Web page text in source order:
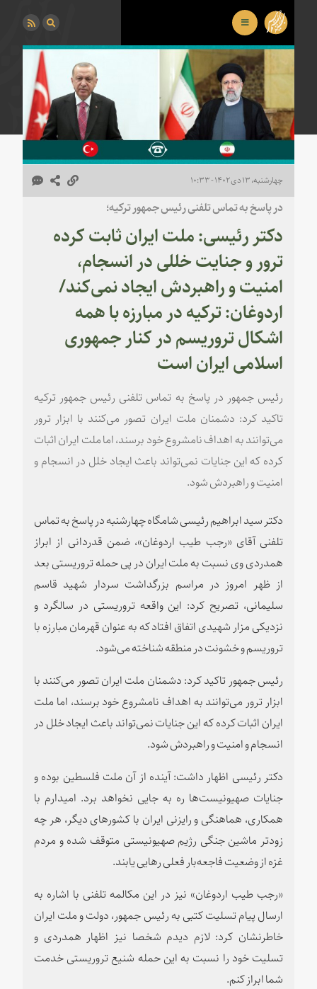
چهارشنبه، ۱۳ دی ۱۴۰۲ - ۱۰:۳۳
در پاسخ به تماس تلفنی رئیس جمهور ترکیه؛
دکتر رئیسی: ملت ایران ثابت کرده
ترور و جنایت خللی در انسجام،
امنیت و راهبردش ایجاد نمی‌کند/
اردوغان: ترکیه در مبارزه با همه
اشکال تروریسم در کنار جمهوری
اسلامی ایران است
رئیس جمهور در پاسخ به تماس تلفنی رئیس جمهور ترکیه
تاکید کرد: دشمنان ملت ایران تصور می‌کنند با ابزار ترور
می‌توانند به اهداف نامشروع خود برسند، اما ملت ایران اثبات
کرده که این جنایات نمی‌تواند باعث ایجاد خلل در انسجام و
امنیت و راهبردش شود.
دکتر سید ابراهیم رئیسی شامگاه چهارشنبه در پاسخ به تماس
تلفنی آقای «رجب طیب اردوغان»، ضمن قدردانی از ابراز
همدردی وی نسبت به ملت ایران در پی حمله تروریستی بعد
از ظهر امروز در مراسم بزرگداشت سردار شهید قاسم
سلیمانی، تصریح کرد: این واقعه تروریستی در سالگرد و
نزدیکی مزار شهیدی اتفاق افتاد که به عنوان قهرمان مبارزه با
تروریسم و خشونت در منطقه شناخته می‌شود.
رئیس جمهور تاکید کرد: دشمنان ملت ایران تصور می‌کنند با
ابزار ترور می‌توانند به اهداف نامشروع خود برسند، اما ملت
ایران اثبات کرده که این جنایات نمی‌تواند باعث ایجاد خلل در
انسجام و امنیت و راهبردش شود.
دکتر رئیسی اظهار داشت: آینده از آن ملت فلسطین بوده و
جنایات صهیونیست‌ها ره به جایی نخواهد برد. امیدارم با
همکاری، هماهنگی و رایزنی ایران با کشورهای دیگر، هر چه
زودتر ماشین جنگی رژیم صهیونیستی متوقف شده و مردم
غزه از وضعیت فاجعه‌بار فعلی رهایی یابند.
«رجب طیب اردوغان» نیز در این مکالمه تلفنی با اشاره به
ارسال پیام تسلیت کتبی به رئیس جمهور، دولت و ملت ایران
خاطرنشان کرد: لازم دیدم شخصا نیز اظهار همدردی و
تسلیت خود را نسبت به این حمله شنیع تروریستی خدمت
شما ابراز کنم.